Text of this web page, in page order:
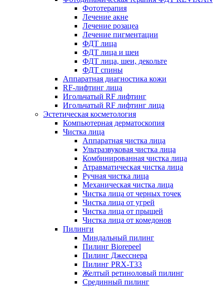
Фототерапия
Лечение акне
Лечение розацеа
Лечение пигментации
ФДТ лица
ФДТ лица и шеи
ФДТ лица, шеи, декольте
ФДТ спины
Аппаратная диагностика кожи
RF-лифтинг лица
Игольчатый RF лифтинг
Игольчатый RF лифтинг лица
Эстетическая косметология
Компьютерная дерматоскопия
Чистка лица
Аппаратная чистка лица
Ультразвуковая чистка лица
Комбинированная чистка лица
Атравматическая чистка лица
Ручная чистка лица
Механическая чистка лица
Чистка лица от черных точек
Чистка лица от угрей
Чистка лица от прыщей
Чистка лица от комедонов
Пилинги
Миндальный пилинг
Пилинг Biorepeel
Пилинг Джесснера
Пилинг PRX-T33
Желтый ретиноловый пилинг
Срединный пилинг